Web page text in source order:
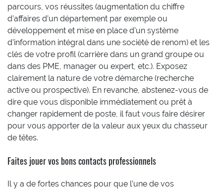
parcours, vos réussites (augmentation du chiffre
d’affaires d’un département par exemple ou
développement et mise en place d’un système
d’information intégral dans une société de renom) et les
clés de votre profil (carrière dans un grand groupe ou
dans des PME, manager ou expert, etc.). Exposez
clairement la nature de votre démarche (recherche
active ou prospective). En revanche, abstenez-vous de
dire que vous disponible immédiatement ou prêt à
changer rapidement de poste, il faut vous faire désirer
pour vous apporter de la valeur aux yeux du chasseur
de têtes.
Faites jouer vos bons contacts professionnels
Il y a de fortes chances pour que l’une de vos